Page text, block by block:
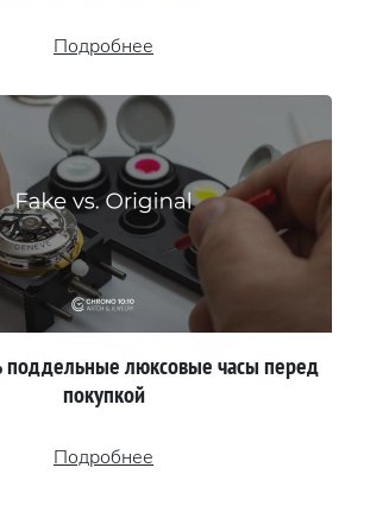
Подробнее
поддельные люксовые часы перед
покупкой
Подробнее